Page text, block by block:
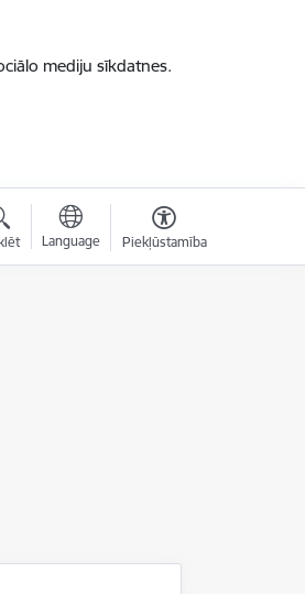
mediju sīkdatnes.
Language Piekļūstamība